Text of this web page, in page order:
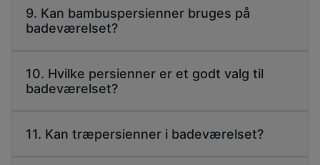
9. Kan bambuspersienner bruges på
badeværelset?
10. Hvilke persienner er et godt valg til
badeværelset?
11. Kan træpersienner i badeværelset?